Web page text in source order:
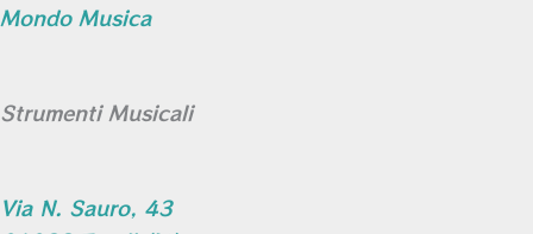
Mondo Musica
Strumenti Musicali
Via N. Sauro, 43